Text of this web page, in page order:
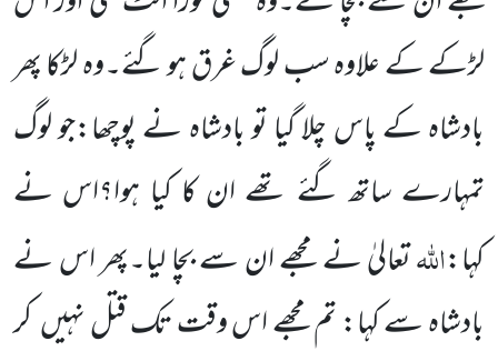
لڑکے کے علاوہ سب لوگ غرق ہو گئے۔وہ لڑکا پھر
بادشاہ کے پاس چلا گیا تو بادشاہ نے پوچھا:جو لوگ
تمہارے ساتھ گئے تھے ان کا کیا ہوا؟اس نے
کہا:اللّٰہتعالیٰ نے مجھے ان سے بچا لیا۔پھر اس نے
بادشاہ سے کہا: تم مجھے اس وقت تک قتل نہیںکر